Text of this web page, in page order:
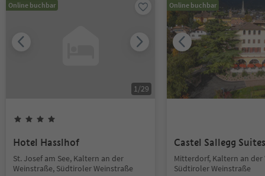
Online buchbar
1/29
Hotel Hasslhof
St. Josef am See, Kaltern an der
Weinstraße, Südtiroler Weinstraße
Online buchbar
Castel Sallegg Suites
Mitterdorf, Kaltern an der
Südtiroler Weinstraße